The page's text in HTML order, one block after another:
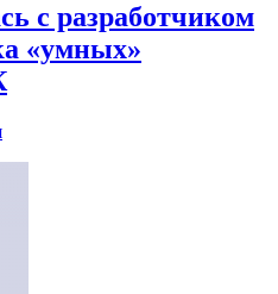
с разработчиком
«умных»